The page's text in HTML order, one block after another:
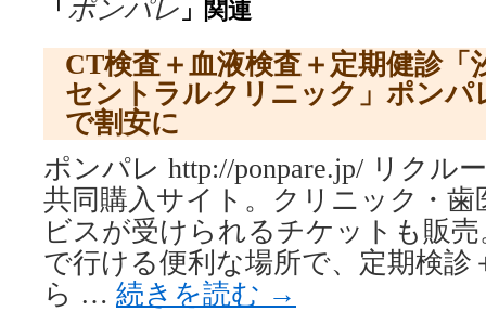
「 ポンパレ 」関連
CT検査＋血液検査＋定期健診
セントラルクリニック」ポンパ
で割安に
ポンパレ http://ponpare.jp/ リクル
共同購入サイト。クリニック・
ビスが受けられるチケットも販
で行ける便利な場所で、定期検診
ら … 続きを読む →